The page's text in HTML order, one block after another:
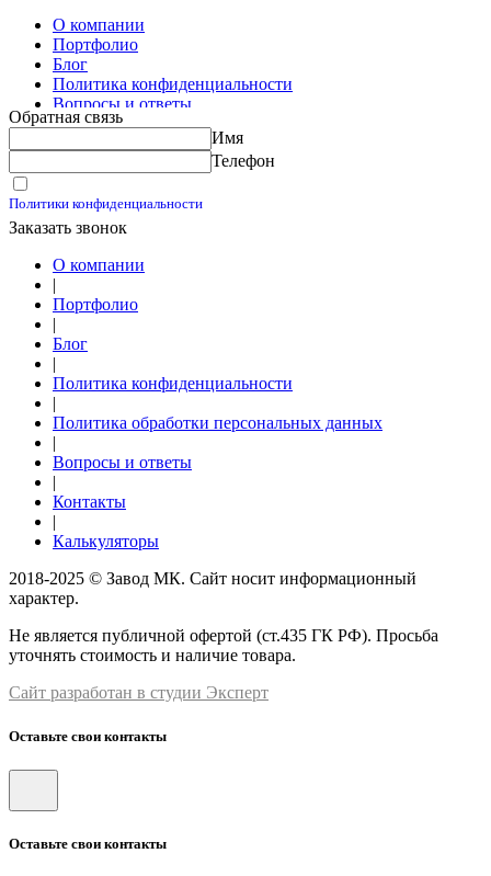
О компании
Портфолио
Блог
Политика конфиденциальности
Вопросы и ответы
Контакты
Обратная связь
Имя
Телефон
Политики конфиденциальности
Заказать звонок
О компании
Портфолио
Блог
Политика конфиденциальности
Политика обработки персональных данных
Вопросы и ответы
Контакты
Калькуляторы
2018-2025 © Завод МК. Сайт носит информационный
характер.
Не является публичной офертой (ст.435 ГК РФ). Просьба
уточнять стоимость и наличие товара.
Сайт разработан в студии Эксперт
Оставьте свои контакты
Оставьте свои контакты